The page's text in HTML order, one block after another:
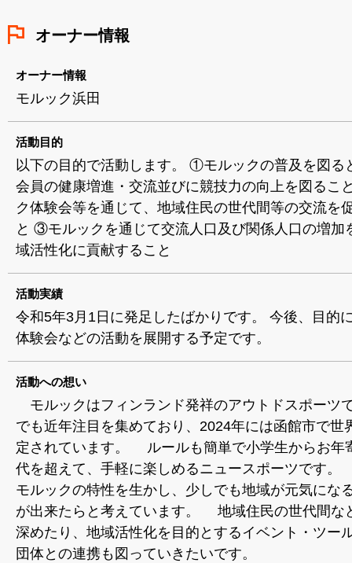
オーナー情報
オーナー情報
モルック浜田
活動目的
以下の目的で活動します。 ①モルックの普及を図る
会員の健康増進・交流並びに競技力の向上を図るこ
ク体験会等を通じて、地域住民の世代間等の交流を
と ③モルックを通じて交流人口及び関係人口の増加
域活性化に貢献すること
活動実績
令和5年3月1日に発足したばかりです。 今後、目的
体験会などの活動を展開する予定です。
活動への想い
モルックはフィンランド発祥のアウトドスポーツ
でも近年注目を集めており、2024年には函館市で世
定されています。 ルールも簡単で小学生からお年
代を超えて、手軽に楽しめるニュースポーツです
モルックの特性を生かし、少しでも地域が元気にな
が出来たらと考えています。 地域住民の世代間な
深めたり、地域活性化を目的とするイベント・ツー
団体との連携も図っていきたいです。